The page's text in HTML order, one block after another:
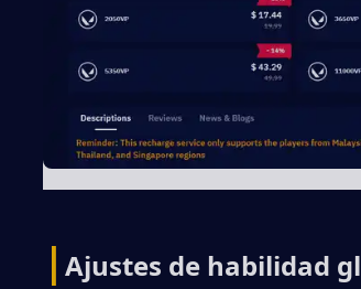
| Ajustes de habilidad